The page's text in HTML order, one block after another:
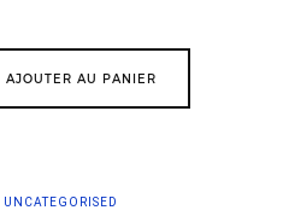
AJOUTER AU PANIER
UNCATEGORISED